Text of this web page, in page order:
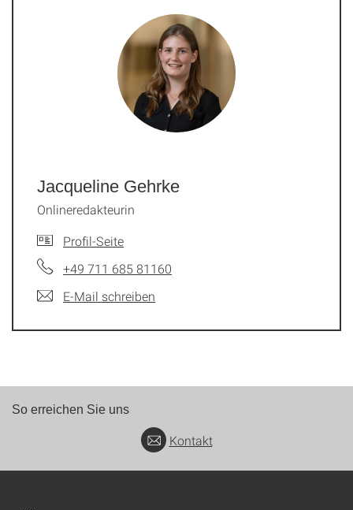
Jacqueline Gehrke
Onlineredakteurin
Profil-Seite
+49 711 685 81160
E-Mail schreiben
So erreichen Sie uns
Kontakt